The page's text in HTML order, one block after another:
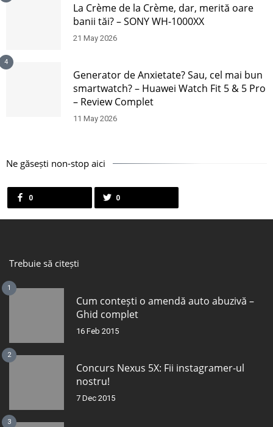
La Crème de la Crème, dar, merită oare
banii tăi? – SONY WH-1000XX
21 May 2026
4
Generator de Anxietate? Sau, cel mai bun
smartwatch? – Huawei Watch Fit 5 & 5 Pro
– Review Complet
11 May 2026
Ne găsești non-stop aici
0 0
Trebuie să citești
1
Cum contești o amendă auto abuzivă –
Ghid complet
16 Feb 2015
2
Concurs Nexus 5X: Fii instagramer-ul
nostru!
7 Dec 2015
3